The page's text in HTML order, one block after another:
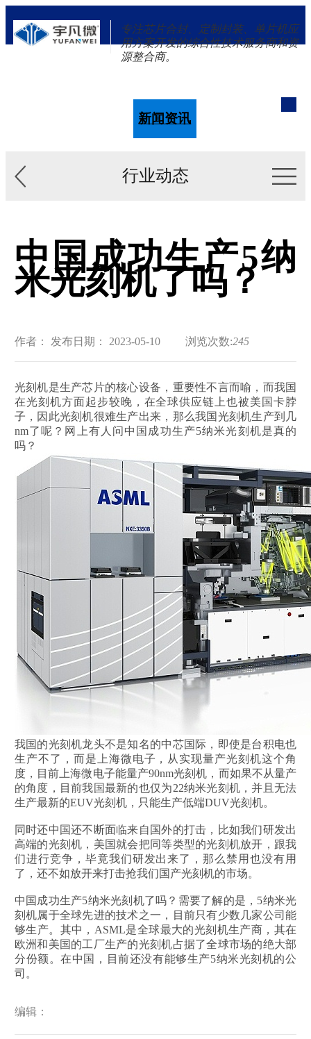
专注芯片合封、定制封装、单片机应
用方案开发的综合性技术服务商和资
源整合商。
新闻资讯
行业动态
中国成功生产5纳
米光刻机了吗？
作者： 发布日期： 2023-05-10 浏览次数:245
光刻机是生产芯片的核心设备，重要性不言而喻，而我国
在光刻机方面起步较晚，在全球供应链上也被美国卡脖
子，因此光刻机很难生产出来，那么我国光刻机生产到几
nm了呢？网上有人问中国成功生产5纳米光刻机是真的
吗？
我国的光刻机龙头不是知名的中芯国际，即使是台积电也
生产不了，而是上海微电子，从实现量产光刻机这个角
度，目前上海微电子能量产90nm光刻机，而如果不从量产
的角度，目前我国最新的也仅为22纳米光刻机，并且无法
生产最新的EUV光刻机，只能生产低端DUV光刻机。
同时还中国还不断面临来自国外的打击，比如我们研发出
高端的光刻机，美国就会把同等类型的光刻机放开，跟我
们进行竞争，毕竟我们研发出来了，那么禁用也没有用
了，还不如放开来打击抢我们国产光刻机的市场。
中国成功生产5纳米光刻机了吗？需要了解的是，5纳米光
刻机属于全球先进的技术之一，目前只有少数几家公司能
够生产。其中，ASML是全球最大的光刻机生产商，其在
欧洲和美国的工厂生产的光刻机占据了全球市场的绝大部
分份额。在中国，目前还没有能够生产5纳米光刻机的公
司。
编辑：